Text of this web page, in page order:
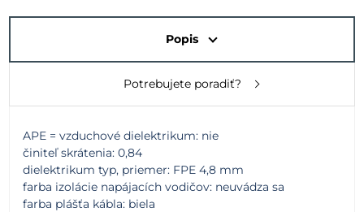
Popis
Potrebujete poradiť?
APE = vzduchové dielektrikum: nie
činiteľ skrátenia: 0,84
dielektrikum typ, priemer: FPE 4,8 mm
farba izolácie napájacích vodičov: neuvádza sa
farba plášťa kábla: biela